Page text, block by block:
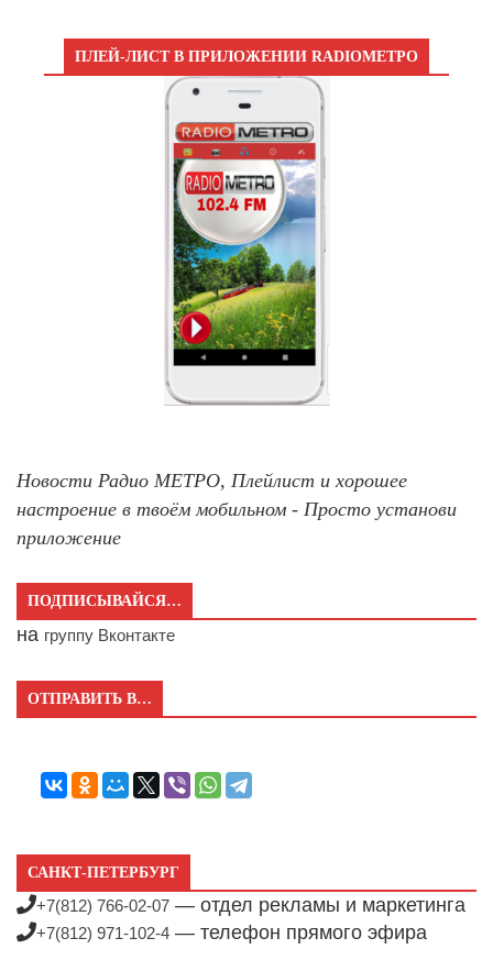
ПЛЕЙ-ЛИСТ В ПРИЛОЖЕНИИ RADIOМЕТРО
Новости Радио МЕТРО, Плейлист и хорошее
настроение в твоём мобильном - Просто установи
приложение
ПОДПИСЫВАЙСЯ…
на группу Вконтакте
ОТПРАВИТЬ В…
САНКТ-ПЕТЕРБУРГ
+7(812) 766-02-07 — отдел рекламы и маркетинга
+7(812) 971-102-4 — телефон прямого эфира